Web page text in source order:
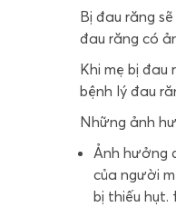
Bị đau răng
đau răng có
Khi mẹ bị
bệnh lý đau
Những ảnh
Ảnh hưởng
của người
bị thiếu